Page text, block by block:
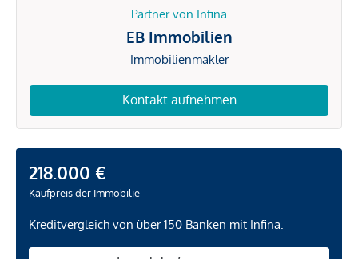
Partner von Infina
EB Immobilien
Immobilienmakler
Kontakt aufnehmen
218.000 €
Kaufpreis der Immobilie
Kreditvergleich von über 150 Banken mit Infina.